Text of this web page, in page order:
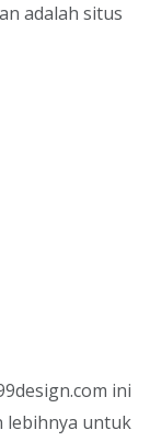
adalah situs
ini
lebihnya untuk